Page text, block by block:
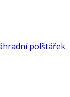
polštářek